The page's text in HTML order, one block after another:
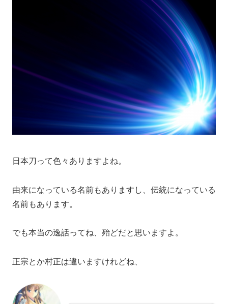
日本刀って色々ありますよね。
由来になっている名前もありますし、伝統になっている
名前もあります。
でも本当の逸話ってね、殆どだと思いますよ。
正宗とか村正は違いますけれどね、